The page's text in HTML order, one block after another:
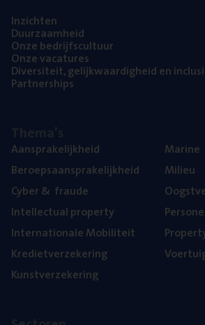
Inzich­ten
Duur­zaam­heid
Onze bedrijfs­cul­tuur
Onze vaca­tu­res
Diver­si­teit, gelijk­waar­dig­heid en
Part­ner­ships
Aan­spra­ke­lijk­heid
Beroeps­aan­spra­ke­lijk­heid
Cyber& fraude
Intel­lec­tu­al property
Inter­na­ti­o­na­le Mobiliteit
Kre­diet­ver­ze­ke­ring
Kunst­ver­ze­ke­ring
Mari­ne
Mili­eu